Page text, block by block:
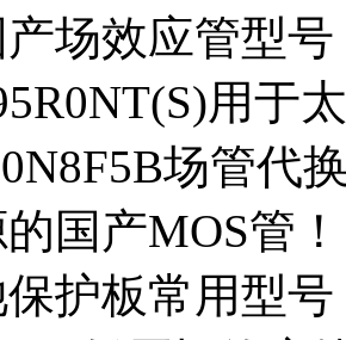
场效应管型
用于
场管代
国产MOS管！
护板常用型